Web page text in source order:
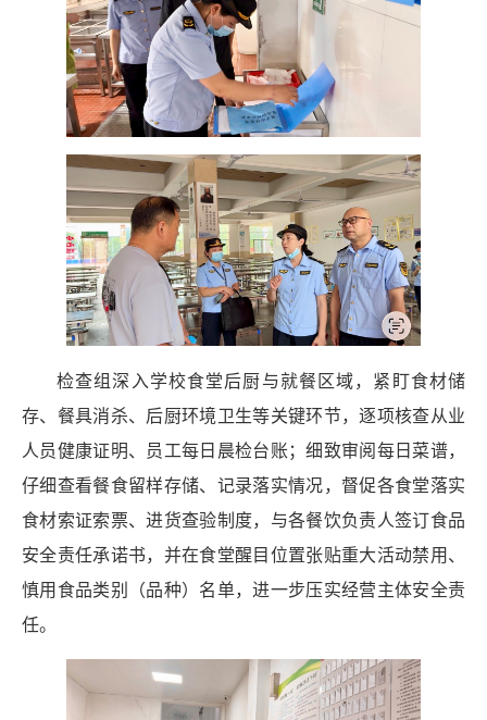
检查组深入学校食堂后厨与就餐区域，紧盯食材储
存、餐具消杀、后厨环境卫生等关键环节，逐项核查从业
人员健康证明、员工每日晨检台账；细致审阅每日菜谱，
仔细查看餐食留样存储、记录落实情况，督促各食堂落实
食材索证索票、进货查验制度，与各餐饮负责人签订食品
安全责任承诺书，并在食堂醒目位置张贴重大活动禁用、
慎用食品类别（品种）名单，进一步压实经营主体安全责
任。